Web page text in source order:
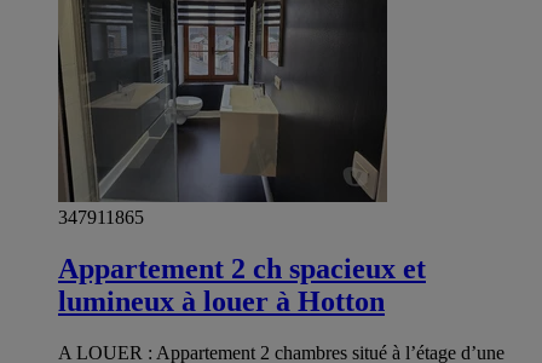
347911865
Appartement 2 ch spacieux et
lumineux à louer à Hotton
A LOUER : Appartement 2 chambres situé à l’étage d’une